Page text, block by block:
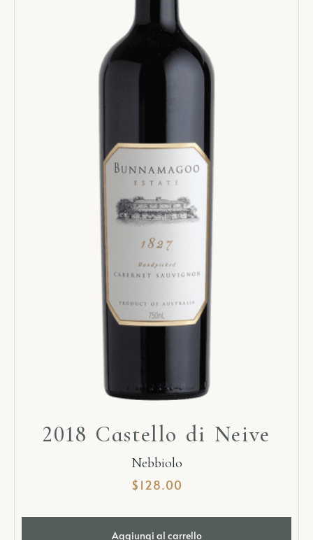
2018 Castello di Neive
Nebbiolo
$ 128.00
Aggiungi al carrello